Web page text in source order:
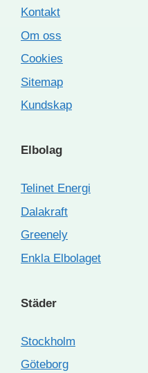
Kontakt
Om oss
Cookies
Sitemap
Kundskap
Elbolag
Telinet Energi
Dalakraft
Greenely
Enkla Elbolaget
Städer
Stockholm
Göteborg